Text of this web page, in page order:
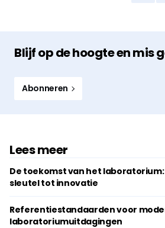
Blijf op de hoogte en mis
Abonneren
Lees meer
De toekomst van het
sleutel tot innovatie
Referentiestandaarden voor
laboratoriumuitdagingen